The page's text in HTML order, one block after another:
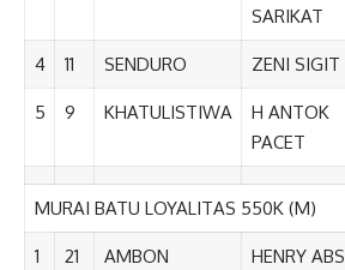
SARIKAT
4 11 SENDURO ZENI SIGIT
5 9 KHATULISTIWA
H ANTOK
PACET
MURAI BATU LOYALITAS 550K (M)
1 21 AMBON HENRY ABS